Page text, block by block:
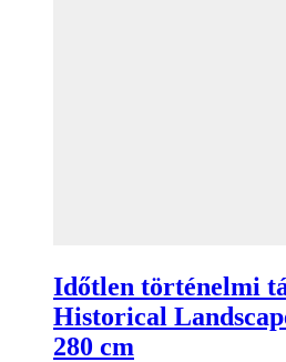
Időtlen történelmi
Historical
280 cm